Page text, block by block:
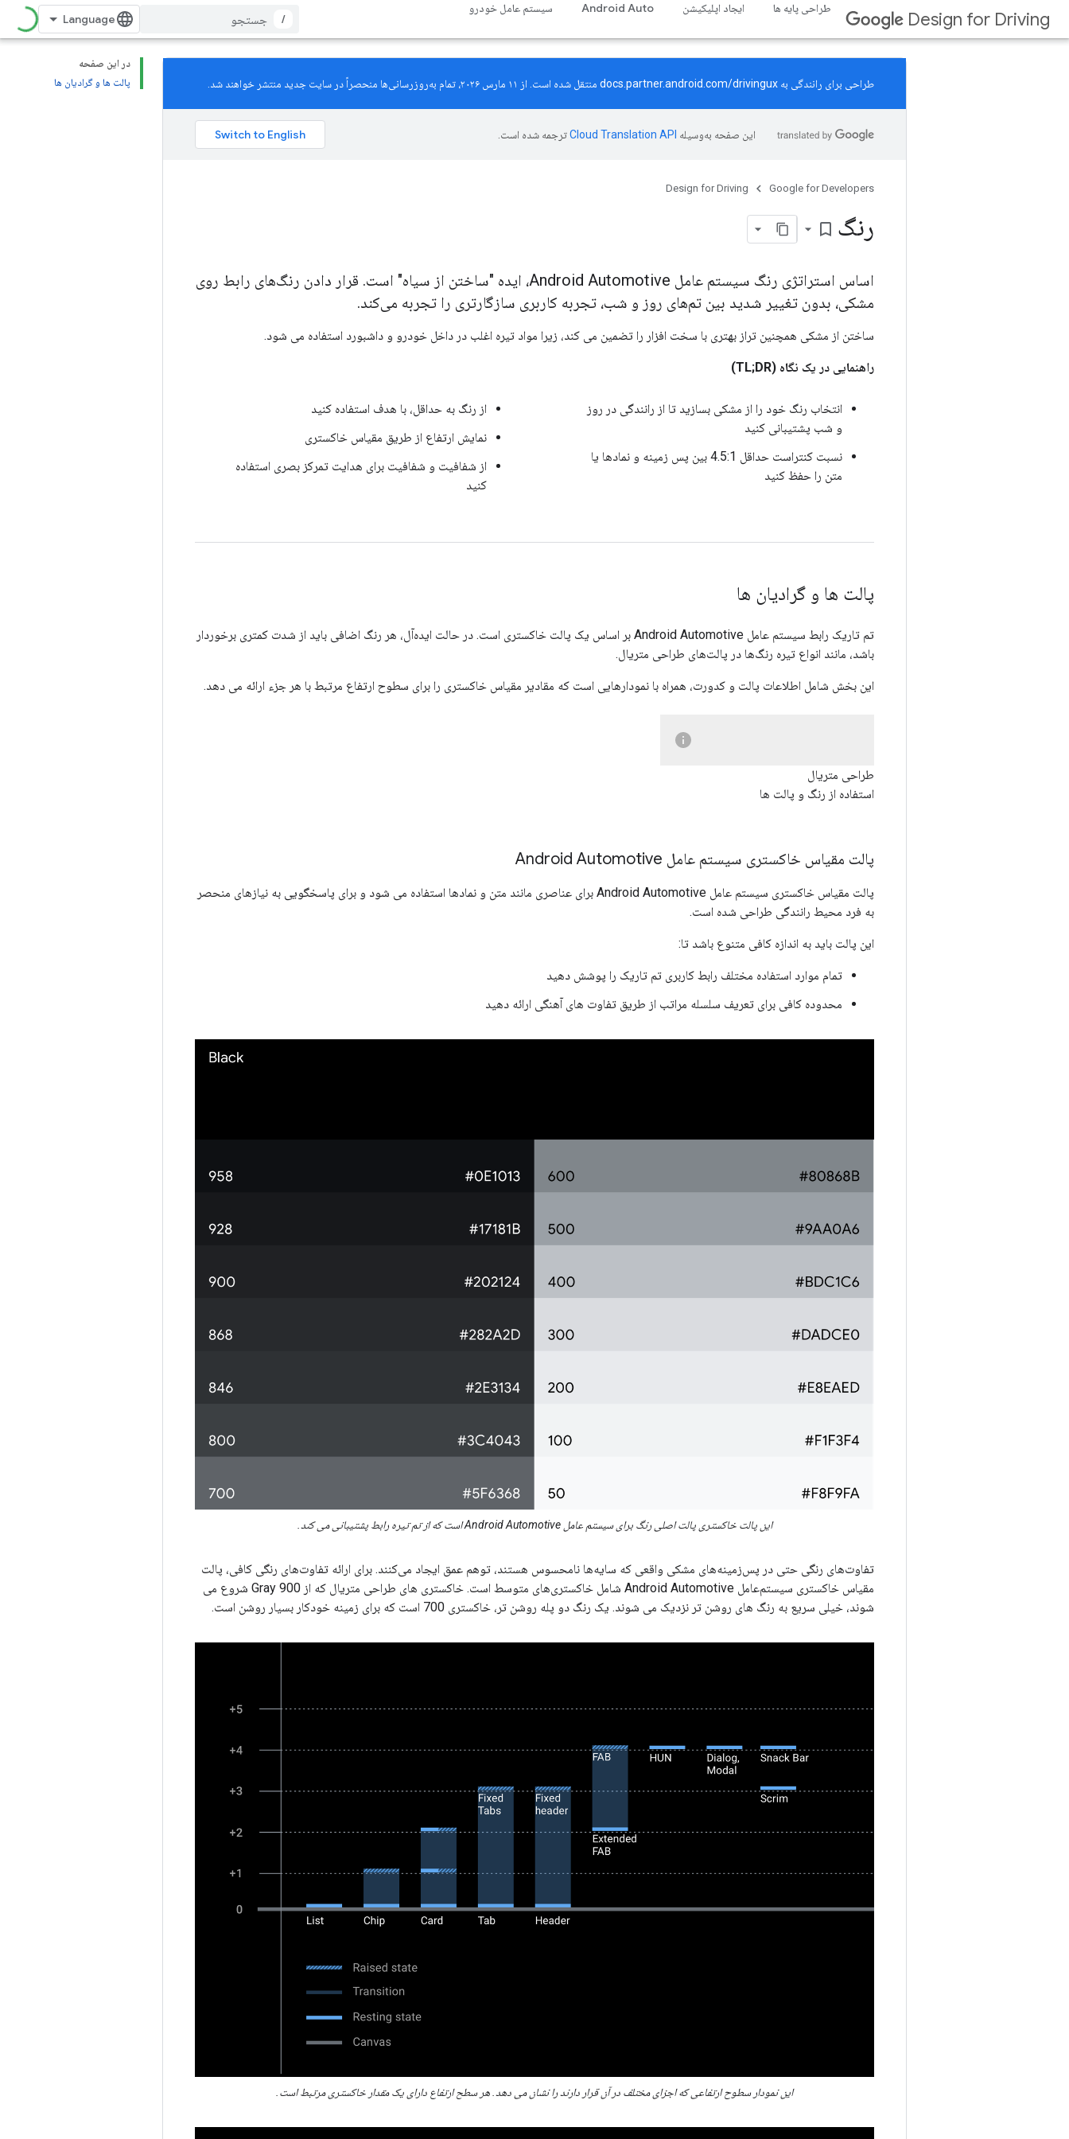
Design for Driving
طراحی پایه ها ایجاد اپلیکیشن Android Auto سیستم عامل خودرو
/
در این صفحه
پالت ها و گرادیان ها
طراحی برای رانندگی به docs.partner.android.com/drivingux منتقل شده است. از ۱۱ مارس ۲۰۲۶، تمام به‌روزرسانی‌ها منحصراً در سایت جدید منتشر خواهند شد.
این صفحه به‌وسیله ترجمه شده است.
Google for Developers
Design for Driving
رنگ bookmark_border
اساس استراتژی رنگ سیستم عامل Android Automotive، ایده "ساختن از سیاه" است. قرار دادن رنگ‌های رابط روی
مشکی، بدون تغییر شدید بین تم‌های روز و شب، تجربه کاربری سازگارتری را تجربه می‌کند.
ساختن از مشکی همچنین تراز بهتری با سخت افزار را تضمین می کند، زیرا مواد تیره اغلب در داخل خودرو و داشبورد استفاده می شود.
راهنمایی در یک نگاه (TL;DR)
انتخاب رنگ خود را از مشکی بسازید تا از رانندگی در روز
و شب پشتیبانی کنید
نسبت کنتراست حداقل 4.5:1 بین پس زمینه و نمادها یا
متن را حفظ کنید
از رنگ به حداقل، با هدف استفاده کنید
نمایش ارتفاع از طریق مقیاس خاکستری
از شفافیت و شفافیت برای هدایت تمرکز بصری استفاده
کنید
پالت ها و گرادیان ها
تم تاریک رابط سیستم عامل Android Automotive بر اساس یک پالت خاکستری است. در حالت ایده‌آل، هر رنگ اضافی باید از شدت کمتری برخوردار
باشد، مانند انواع تیره رنگ‌ها در پالت‌های طراحی متریال.
این بخش شامل اطلاعات پالت و کدورت، همراه با نمودارهایی است که مقادیر مقیاس خاکستری را برای سطوح ارتفاع مرتبط با هر جزء ارائه می دهد.
طراحی متریال
استفاده از رنگ و پالت ها
پالت مقیاس خاکستری سیستم عامل Android Automotive
پالت مقیاس خاکستری سیستم عامل Android Automotive برای عناصری مانند متن و نمادها استفاده می شود و برای پاسخگویی به نیازهای منحصر
به فرد محیط رانندگی طراحی شده است.
این پالت باید به اندازه کافی متنوع باشد تا:
تمام موارد استفاده مختلف رابط کاربری تم تاریک را پوشش دهید
محدوده کافی برای تعریف سلسله مراتب از طریق تفاوت های آهنگی ارائه دهید
این پالت خاکستری پالت اصلی رنگ برای سیستم عامل Android Automotive است که از تم تیره رابط پشتیبانی می کند.
تفاوت‌های رنگی حتی در پس‌زمینه‌های مشکی واقعی که سایه‌ها نامحسوس هستند، توهم عمق ایجاد می‌کنند. برای ارائه تفاوت‌های رنگی کافی، پالت
مقیاس خاکستری سیستم‌عامل Android Automotive شامل خاکستری‌های متوسط ​​است. خاکستری های طراحی متریال که از Gray 900 شروع می
شوند، خیلی سریع به رنگ های روشن تر نزدیک می شوند. یک رنگ دو پله روشن تر، خاکستری 700 است که برای زمینه خودکار بسیار روشن است.
این نمودار سطوح ارتفاعی که اجزای مختلف در آن قرار دارند را نشان می دهد. هر سطح ارتفاع دارای یک مقدار خاکستری مرتبط است.